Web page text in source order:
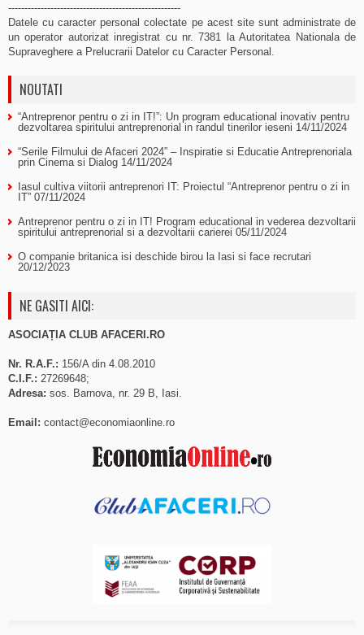
-----------------------------------------------------
Datele cu caracter personal colectate pe acest site sunt administrate de
un operator autorizat inregistrat cu nr. 7381 la Autoritatea Nationala de
Supraveghere a Prelucrarii Datelor cu Caracter Personal.
NOUTATI
“Antreprenor pentru o zi in IT!”: Un program educational inovativ pentru
dezvoltarea spiritului antreprenorial in randul tinerilor ieseni 14/11/2024
“Serile Filmului de Afaceri 2024” – Inspiratie si Educatie Antreprenoriala
prin Cinema si Dialog 14/11/2024
Iasul cultiva viitorii antreprenori IT: Proiectul “Antreprenor pentru o zi in
IT” 07/11/2024
Antreprenor pentru o zi in IT! Program educational in vederea dezvoltarii
spiritului antreprenorial si a dezvoltarii carierei 05/11/2024
O companie britanica isi deschide birou la Iasi si face recrutari
20/12/2023
NE GASITI AICI:
ASOCIAȚIA CLUB AFACERI.RO
Nr. R.A.F.: 156/A din 4.08.2010
C.I.F.: 27269648;
Adresa: sos. Barnova, nr. 29 B, Iasi.
Email: contact@economiaonline.ro